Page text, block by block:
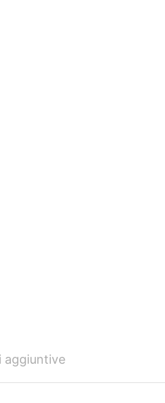
aggiuntive